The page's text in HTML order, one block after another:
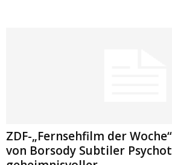
ZDF-„Fernsehfilm der
von Borsody Subtiler